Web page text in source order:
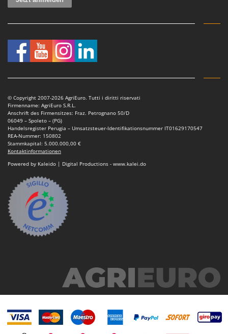
© Copyright 2007-2026 AgriEuro. Tutti i diritti riservati
Firmenname: AgriEuro S.R.L.
Anschrift des Firmensitzes: Fraz. Petrognano 50/D
06049 – Spoleto – (PG)
Handelsregister Perugia – Umsatzsteuer-Identifikationsnummer IT01629170547
REA-Nummer: 150802
Stammkapital: 5.000.000,00 €
Kontaktinformationen
Powered by Kaleido | Digital Productions - www.kalei.do